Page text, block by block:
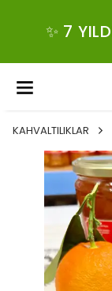
✨ 7
KAHVALTILIKLAR